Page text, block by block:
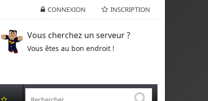
CONNEXION INSCRIPTION
Vous cherchez un serveur ?
Vous êtes au bon endroit !